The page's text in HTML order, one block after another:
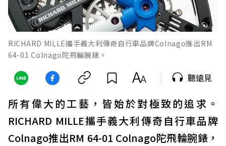
RICHARD MILLE攜手義大利傳奇自行車品牌Colnago推出RM
64-01 Colnago陀飛輪腕錶。
聽遠見
所有偉大的工藝，皆始於對極致的追求。
RICHARD MILLE攜手義大利傳奇自行車品牌
Colnago推出RM 64-01 Colnago陀飛輪腕錶，